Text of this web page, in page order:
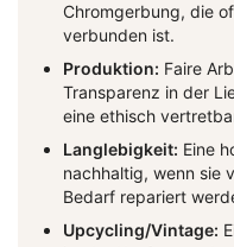
Chromgerbung, die
verbunden ist.
Produktion: Faire
Transparenz in der
eine ethisch
Langlebigkeit: Eine
nachhaltig, wenn sie
Bedarf repariert
Upcycling/Vintage: